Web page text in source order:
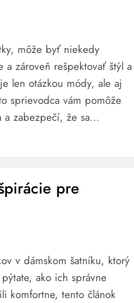
môže byť niekedy
zároveň rešpektovať štýl a
len otázkou módy, ale aj
sprievodca vám pomôže
a zabezpečí, že sa…
pre
v dámskom šatníku, ktorý
ako ich správne
komfortne, tento článok